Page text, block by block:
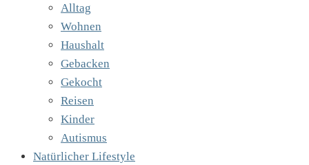
Alltag
Wohnen
Haushalt
Gebacken
Gekocht
Reisen
Kinder
Autismus
Natürlicher Lifestyle